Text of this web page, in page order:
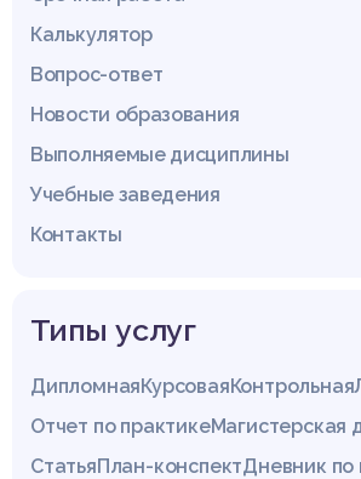
Калькулятор
Вопрос-ответ
Новости образования
Выполняемые дисциплины
Учебные заведения
Контакты
Типы услуг
ДипломнаяКурсоваяКонтрольная
Отчет по практикеМагистерская
СтатьяПлан-конспектДневник по